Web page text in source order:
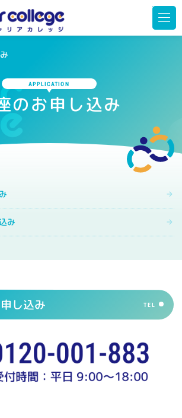
メ
ー
を
APPLICATION
のお申し込み
み
し込み TEL